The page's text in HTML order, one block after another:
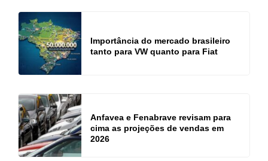
Importância do mercado brasileiro
tanto para VW quanto para Fiat
Anfavea e Fenabrave revisam para
cima as projeções de vendas em
2026